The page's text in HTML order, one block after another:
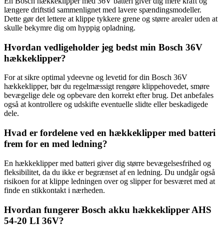
længere driftstid sammenlignet med lavere spændingsmodeller.
Dette gør det lettere at klippe tykkere grene og større arealer uden at
skulle bekymre dig om hyppig opladning.
Hvordan vedligeholder jeg bedst min Bosch 36V
hækkeklipper?
For at sikre optimal ydeevne og levetid for din Bosch 36V
hækkeklipper, bør du regelmæssigt rengøre klippehovedet, smøre
bevægelige dele og opbevare den korrekt efter brug. Det anbefales
også at kontrollere og udskifte eventuelle slidte eller beskadigede
dele.
Hvad er fordelene ved en hækkeklipper med batteri
frem for en med ledning?
En hækkeklipper med batteri giver dig større bevægelsesfrihed og
fleksibilitet, da du ikke er begrænset af en ledning. Du undgår også
risikoen for at klippe ledningen over og slipper for besværet med at
finde en stikkontakt i nærheden.
Hvordan fungerer Bosch akku hækkeklipper AHS
54-20 LI 36V?